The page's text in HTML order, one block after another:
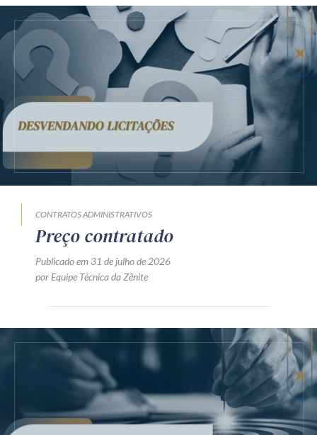
CONTRATOS ADMINISTRATIVOS
Preço contratado
Publicado em 31 de julho de 2026
por Equipe Técnica da Zênite